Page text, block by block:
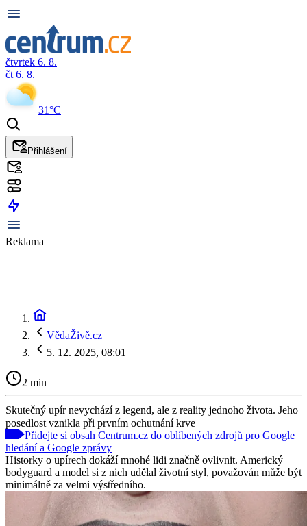
čtvrtek 6. 8.
čt 6. 8.
31°C
Přihlášení
Reklama
VědaŽivě.cz
5. 12. 2025, 08:01
2 min
Skutečný upír nevychází z legend, ale z reality jednoho života. Jeho
posedlost vznikla při prvním ochutnání krve
Přidejte si obsah Centrum.cz do oblíbených zdrojů pro Google
hledání a Google zprávy
Historky o upírech dokáží mnohé lidi značně ovlivnit. Americký
bodyguard a model si z nich udělal životní styl, považován může být
minimálně za velmi výstředního.